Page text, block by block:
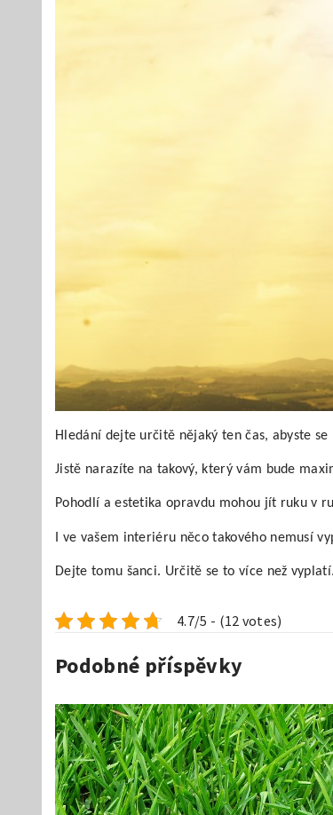
Hledání dejte určitě nějaký ten čas, abyste
Jistě narazíte na takový, který vám bude
Pohodlí a estetika opravdu mohou jít ruku v
I ve vašem interiéru něco takového nemusí
Dejte tomu šanci. Určitě se to více než vyplatí.
4.7/5 - (12 votes)
Podobné příspěvky